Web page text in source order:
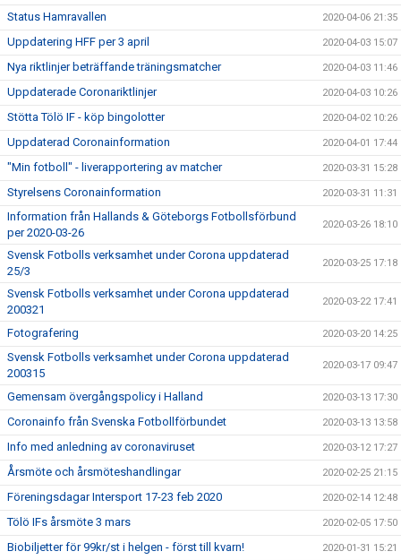
Status Hamravallen 2020-04-06 21:35
Uppdatering HFF per 3 april 2020-04-03 15:07
Nya riktlinjer beträffande träningsmatcher 2020-04-03 11:46
Uppdaterade Coronariktlinjer 2020-04-03 10:26
Stötta Tölö IF - köp bingolotter 2020-04-02 10:26
Uppdaterad Coronainformation 2020-04-01 17:44
"Min fotboll" - liverapportering av matcher 2020-03-31 15:28
Styrelsens Coronainformation 2020-03-31 11:31
Information från Hallands & Göteborgs Fotbollsförbund
per 2020-03-26
2020-03-26 18:10
Svensk Fotbolls verksamhet under Corona uppdaterad
25/3
2020-03-25 17:18
Svensk Fotbolls verksamhet under Corona uppdaterad
200321
2020-03-22 17:41
Fotografering 2020-03-20 14:25
Svensk Fotbolls verksamhet under Corona uppdaterad
200315
2020-03-17 09:47
Gemensam övergångspolicy i Halland 2020-03-13 17:30
Coronainfo från Svenska Fotbollförbundet 2020-03-13 13:58
Info med anledning av coronaviruset 2020-03-12 17:27
Årsmöte och årsmöteshandlingar 2020-02-25 21:15
Föreningsdagar Intersport 17-23 feb 2020 2020-02-14 12:48
Tölö IFs årsmöte 3 mars 2020-02-05 17:50
Biobiljetter för 99kr/st i helgen - först till kvarn! 2020-01-31 15:21